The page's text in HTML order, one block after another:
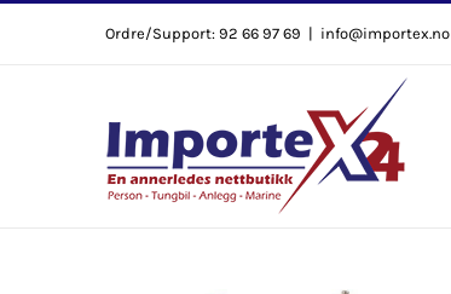
Ordre/Support: 92 66 97 69 | info@importex.no